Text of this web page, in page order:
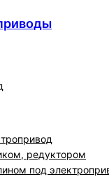
редуктором
под